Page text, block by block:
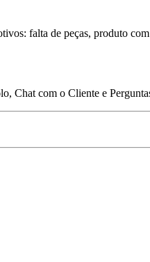
falta de peças, produto
Chat com o Cliente e